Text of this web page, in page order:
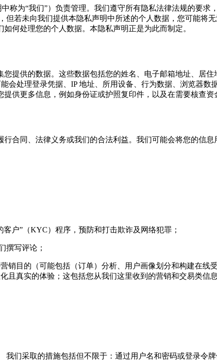
称为“我们”）负责管理。我们遵守所有隐私法律法规的要
但若未向我们提供本隐私声明中所述的个人数据，您可能将
何处理您的个人数据。本隐私声明正是为此而制定。
提供的数据。这些数据包括您的姓名、电子邮箱地址、居
会处理登录凭据、IP 地址、所用设备、行为数据、浏览器数
供更多信息，例如身份证或护照复印件，以及在需要核查资
合同、法律义务或我们的合法利益。我们可能会将您的信息
户”（KYC）程序，预防和打击欺诈及网络犯罪；
撰写评论；
销目的（可能包括（订单）分析、用户画像划分和构建在
且真实的体验；这包括您从我们这里收到的营销和交易类信
我们采取的措施包括但不限于：通过用户名和密码或登录令